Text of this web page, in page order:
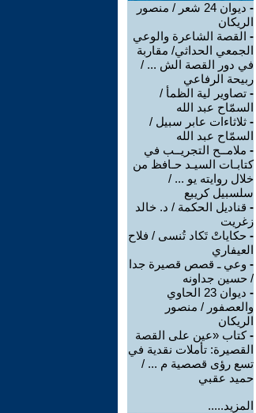
-
ديوان 24 شعر / منصور
الريكان
- القصة الشاعرة والوعي
الجمعي الحداثي/ مقاربة
في دور القصة الش ... /
ربيحة الرفاعي
- تصاوير لية الظمأ /
السمّاح عبد الله
- ثلاثاءات عابر سبيل /
السمّاح عبد الله
- ملامــح التجريــب في
كتابـات السيـد حـافظ من
خلال روايته يو ... /
سلسبيل كريبع
- قناديل الحكمة / د. خالد
زغريت
- حكاياتْ تَكاد تُنسى / فلاح
العيفاري
- وعي ـ قصص قصيرة جدا
/ حسين جداونه
-
ديوان 23 الحاوي
والعصفور / منصور
الريكان
-كتاب «عين على القصة
القصيرة: تأملات نقدية في
تسع رؤى قصصية م ... /
حميد عقبي
المزيد.....